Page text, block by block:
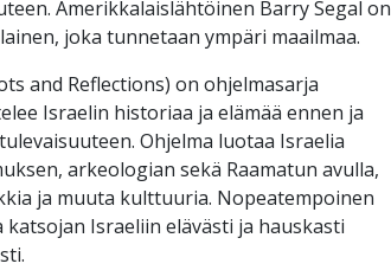
Amerikkalaislähtöinen Barry Segal on
joka tunnetaan ympäri maailmaa.
and Reflections) on ohjelmasarja
Israelin historiaa ja elämää ennen ja
Ohjelma luotaa Israelia
arkeologian sekä Raamatun avulla,
ja muuta kulttuuria. Nopeatempoinen
Israeliin elävästi ja hauskasti